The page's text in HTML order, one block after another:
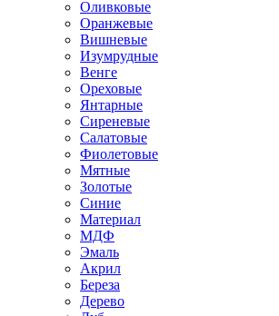
Оливковые
Оранжевые
Вишневые
Изумрудные
Венге
Ореховые
Янтарные
Сиреневые
Салатовые
Фиолетовые
Мятные
Золотые
Синие
Материал
МДФ
Эмаль
Акрил
Береза
Дерево